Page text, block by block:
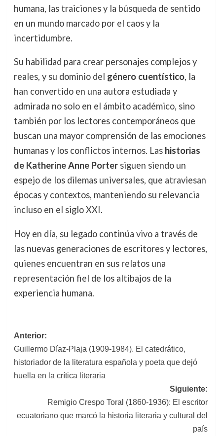
humana, las traiciones y la búsqueda de sentido
en un mundo marcado por el caos y la
incertidumbre.
Su habilidad para crear personajes complejos y
reales, y su dominio del género cuentístico, la
han convertido en una autora estudiada y
admirada no solo en el ámbito académico, sino
también por los lectores contemporáneos que
buscan una mayor comprensión de las emociones
humanas y los conflictos internos. Las historias
de Katherine Anne Portersiguen siendo un
espejo de los dilemas universales, que atraviesan
épocas y contextos, manteniendo su relevancia
incluso en el siglo XXI.
Hoy en día, su legado continúa vivo a través de
las nuevas generaciones de escritores y lectores,
quienes encuentran en sus relatos una
representación fiel de los altibajos de la
experiencia humana.
Navegación
de
entradas
Anterior:
Guillermo Díaz-Plaja (1909-1984). El catedrático,
historiador de la literatura española y poeta que dejó
huella en la crítica literaria
Siguiente:
Remigio Crespo Toral (1860-1936): El escritor
ecuatoriano que marcó la historia literaria y cultural del
país